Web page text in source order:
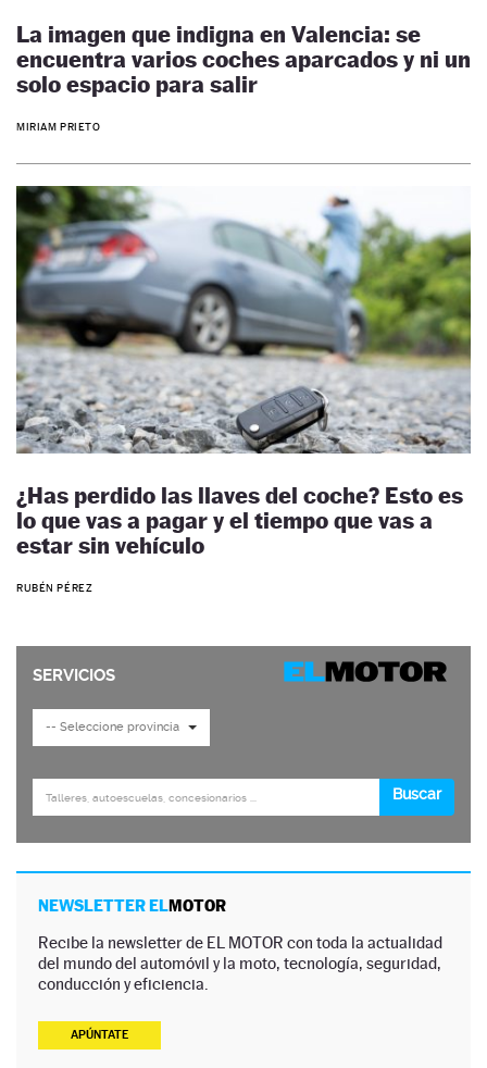
La imagen que indigna en Valencia: se
encuentra varios coches aparcados y ni un
solo espacio para salir
MIRIAM PRIETO
¿Has perdido las llaves del coche? Esto es
lo que vas a pagar y el tiempo que vas a
estar sin vehículo
RUBÉN PÉREZ
NEWSLETTER ELMOTOR
Recibe la newsletter de EL MOTOR con toda la actualidad
del mundo del automóvil y la moto, tecnología, seguridad,
conducción y eficiencia.
APÚNTATE